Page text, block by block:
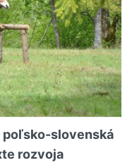
poľsko-slovenská
rozvoja